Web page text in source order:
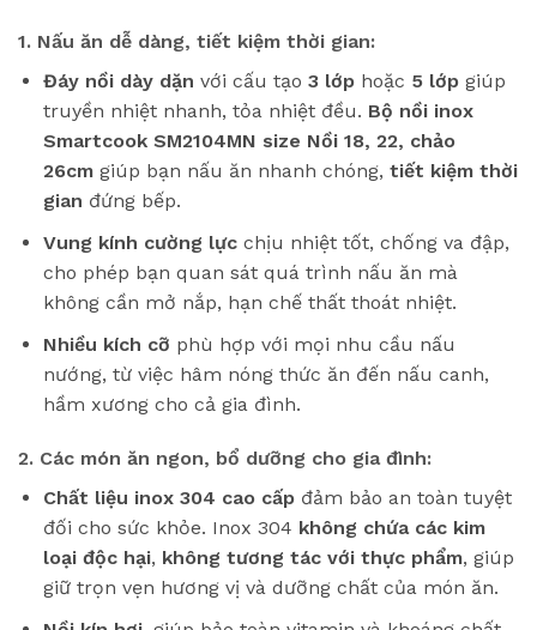
1. Nấu ăn dễ dàng, tiết kiệm thời gian:
Đáy nồi dày dặn với cấu tạo 3 lớphoặc 5 lớpgiúp
truyền nhiệt nhanh, tỏa nhiệt đều. Bộ nồi inox
Smartcook SM2104MN size Nồi 18, 22, chảo
26cmgiúp bạn nấu ăn nhanh chóng, tiết kiệm thời
gian đứng bếp.
Vung kính cường lựcchịu nhiệt tốt, chống va đập,
cho phép bạn quan sát quá trình nấu ăn mà
không cần mở nắp, hạn chế thất thoát nhiệt.
Nhiều kích cỡ phù hợp với mọi nhu cầu nấu
nướng, từ việc hâm nóng thức ăn đến nấu canh,
hầm xương cho cả gia đình.
2. Các món ăn ngon, bổ dưỡng cho gia đình:
Chất liệu inox 304 cao cấpđảm bảo an toàn tuyệt
đối cho sức khỏe. Inox 304 không chứa các kim
loại độc hại, không tương tác với thực phẩm, giúp
giữ trọn vẹn hương vị và dưỡng chất của món ăn.